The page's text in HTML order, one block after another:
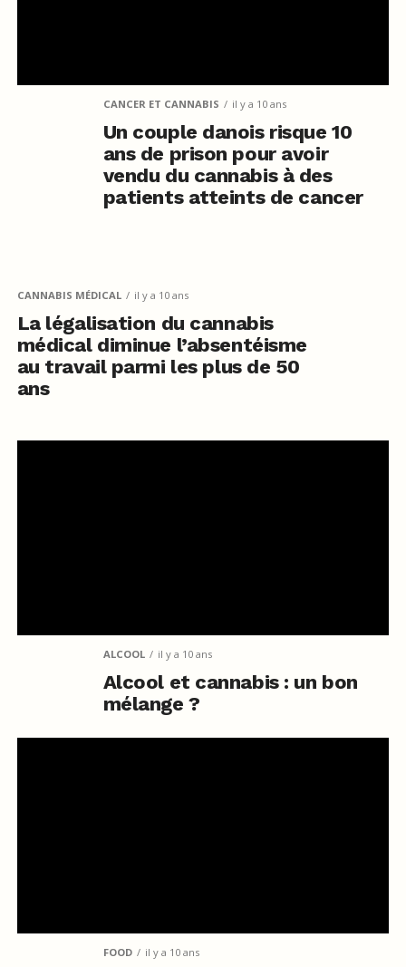
CANCER ET CANNABIS il y a 10 ans
Un couple danois risque 10
ans de prison pour avoir
vendu du cannabis à des
patients atteints de cancer
CANNABIS MÉDICAL il y a 10 ans
La légalisation du cannabis
médical diminue l’absentéisme
au travail parmi les plus de 50
ans
ALCOOL il y a 10 ans
Alcool et cannabis : un bon
mélange ?
FOOD il y a 10 ans